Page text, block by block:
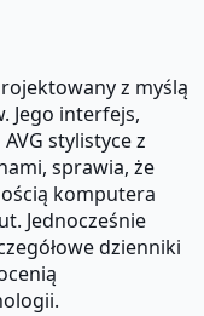
z myślą
Jego interfejs,
stylistyce z
sprawia, że
komputera
Jednocześnie
dzienniki